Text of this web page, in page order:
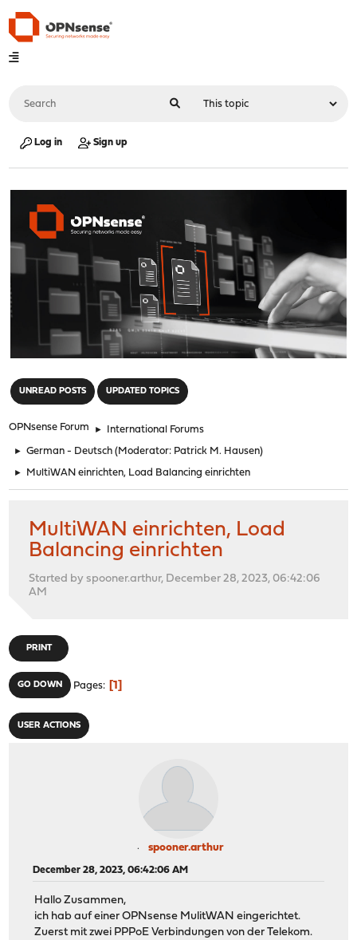
Log in Sign up
UNREAD POSTS UPDATED TOPICS
OPNsense Forum ► International Forums
► German - Deutsch (Moderator: Patrick M. Hausen)
► MultiWAN einrichten, Load Balancing einrichten
MultiWAN einrichten, Load
Balancing einrichten
Started by spooner.arthur, December 28, 2023, 06:42:06
AM
PRINT
GO DOWN Pages 1
USER ACTIONS
spooner.arthur
December 28, 2023, 06:42:06 AM
Hallo Zusammen,
ich hab auf einer OPNsense MulitWAN eingerichtet.
Zuerst mit zwei PPPoE Verbindungen von der Telekom.